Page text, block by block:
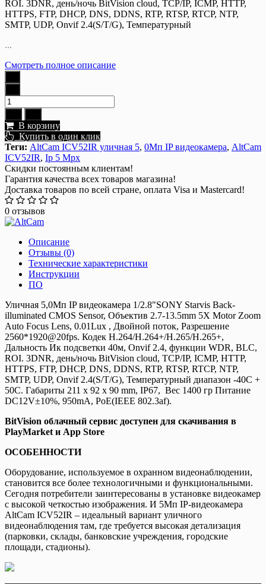
ROI. 3DNR, день/ночь BitVision cloud, TCP/IP, ICMP, HTTP,
HTTPS, FTP, DHCP, DNS, DDNS, RTP, RTSP, RTCP, NTP,
SMTP, UDP, Onvif 2.4(S/T/G), Температурный
...
Смотреть полное описание
В корзину
Купить в один клик
Теги: AltCam ICV52IR уличная 5, 0Мп IP видеокамера, AltCam
ICV52IR, Ip 5 Mpx
Скидки постоянным клиентам!
Гарантия качества всех товаров магазина!
Доставка товаров по всей стране, оплата Visa и Mastercard!
0 отзывов
Описание
Отзывы (0)
Технические характеристики
Инструкции
ПО
Уличная 5,0Мп IP видеокамера 1/2.8"SONY Starvis Back-
illuminated CMOS Sensor, Объектив 2.7-13.5mm 5X Motor Zoom
Auto Focus Lens, 0.01Lux , Двойной поток, Разрешение
2560*1920@20fps. Кодек H.264/H.264+/H.265/H.265+,
Дальность Ик подсветки 40м, Onvif 2.4, функции WDR, BLC,
ROI. 3DNR, день/ночь BitVision cloud, TCP/IP, ICMP, HTTP,
HTTPS, FTP, DHCP, DNS, DDNS, RTP, RTSP, RTCP, NTP,
SMTP, UDP, Onvif 2.4(S/T/G), Температурный диапазон -40С +
50С. Габариты 211 x 92 x 90 mm, IP67, Вес 1400 гр Питание
DC12V±10%, 950mA, PoE(IEEE 802.3af).
BitVision облачный сервис доступен для скачивания в
PlayMarket и App Store
ОСОБЕННОСТИ
Оборудование, используемое в охранном видеонаблюдении,
становится все более технологичными и функциональными.
Сегодня потребители заинтересованы в установке видеокамер
с высокой четкостью изображения. И 5Мп IP-видеокамера
AltCam ICV52IR – идеальный вариант уличного
видеонаблюдения там, где требуется высокая детализация
(парковки, склады, банковские учреждения, городские
площади, стадионы).